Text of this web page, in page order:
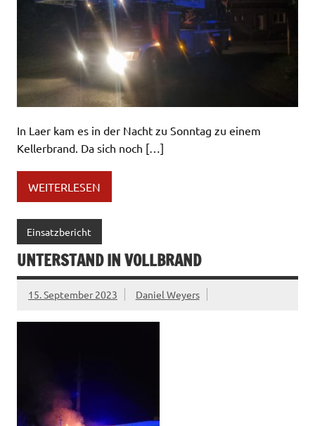
In Laer kam es in der Nacht zu Sonntag zu einem
Kellerbrand. Da sich noch […]
WEITERLESEN
Einsatzbericht
UNTERSTAND IN VOLLBRAND
15. September 2023 Daniel Weyers